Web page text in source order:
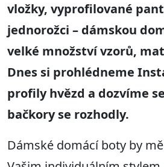
vložky, vyprofilované
jednorožci – dámskou
velké množství vzorů,
Dnes si prohlédneme
profily hvězd a dozvíme
bačkory se rozhodly.
Dámské domácí boty by